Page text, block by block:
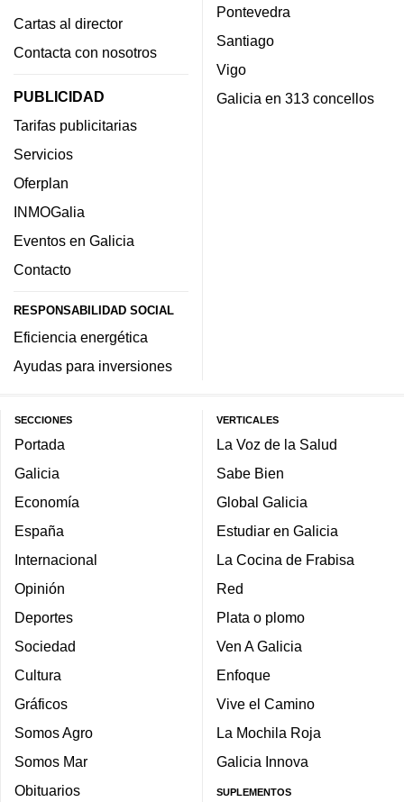
Cartas al director
Contacta con nosotros
PUBLICIDAD
Tarifas publicitarias
Servicios
Oferplan
INMOGalia
Eventos en Galicia
Contacto
RESPONSABILIDAD SOCIAL
Eficiencia energética
Ayudas para inversiones
Pontevedra
Santiago
Vigo
Galicia en 313 concellos
SECCIONES
Portada
Galicia
Economía
España
Internacional
Opinión
Deportes
Sociedad
Cultura
Gráficos
Somos Agro
Somos Mar
Obituarios
VERTICALES
La Voz de la Salud
Sabe Bien
Global Galicia
Estudiar en Galicia
La Cocina de Frabisa
Red
Plata o plomo
Ven A Galicia
Enfoque
Vive el Camino
La Mochila Roja
Galicia Innova
SUPLEMENTOS